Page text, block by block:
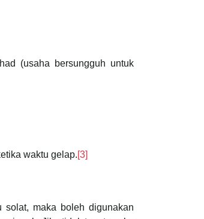
(usaha bersungguh untuk
waktu gelap.[3]
solat, maka boleh digunakan